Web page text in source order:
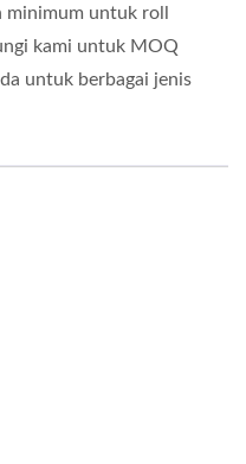
minimum untuk roll
kami untuk MOQ
untuk berbagai jenis